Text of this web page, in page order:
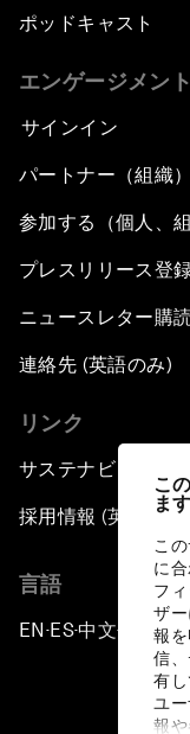
こ
ます
こ
に
フ
ザ
報
信
有
ユ
報
ポッドキャスト
エンゲージメント
サインイン
パートナー（組織
参加する（個人、組
プレスリリース登
ニュースレター購読
連絡先 (英語のみ)
リンク
サステナビリティ
採用情報 (英語のみ)
言語
EN ▪ES▪中文▪ 日本語